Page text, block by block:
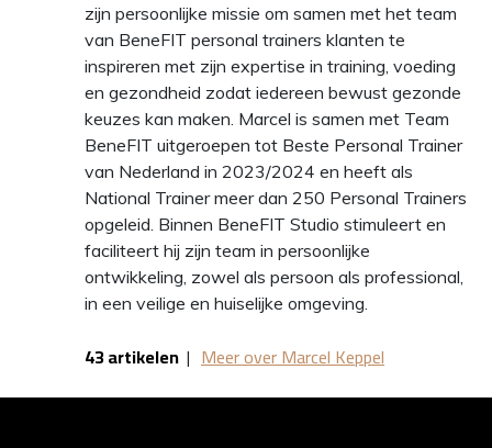
zijn persoonlijke missie om samen met het team
van BeneFIT personal trainers klanten te
inspireren met zijn expertise in training, voeding
en gezondheid zodat iedereen bewust gezonde
keuzes kan maken. Marcel is samen met Team
BeneFIT uitgeroepen tot Beste Personal Trainer
van Nederland in 2023/2024 en heeft als
National Trainer meer dan 250 Personal Trainers
opgeleid. Binnen BeneFIT Studio stimuleert en
faciliteert hij zijn team in persoonlijke
ontwikkeling, zowel als persoon als professional,
in een veilige en huiselijke omgeving.
43 artikelen | Meer over Marcel Keppel